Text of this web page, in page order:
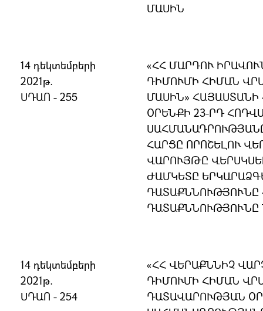
ՄԱՍԻՆ
14 դեկտեմբերի
2021թ.
ՍԴԱՈ - 255
«ՀՀ ՄԱՐԴՈՒ
ԴԻՄՈՒՄԻ ՀԻՄԱՆ
ՄԱՍԻՆ»
ՕՐԵՆՔԻ 23-ՐԴ
ՀԱՐՑԸ ՈՐՈՇԵԼՈՒ
ՎԱՐՈՒՅԹԸ
ԺԱՄԿԵՏԸ
ԴԱՏԱՔՆՆՈՒԹՅՈՒՆԸ
ԴԱՏԱՔՆՆՈՒԹՅՈՒՆԸ
14 դեկտեմբերի
2021թ.
ՍԴԱՈ - 254
«ՀՀ ՎԵՐԱՔՆՆԻՉ
ԴԻՄՈՒՄԻ ՀԻՄԱՆ
ԴԱՏԱՎԱՐՈՒԹՅԱՆ